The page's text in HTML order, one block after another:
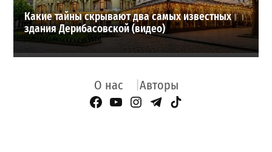
Какие тайны скрывают два самых известных
здания Дерибасовской (видео)
О нас Авторы
Facebook Page
YouTube
Instagram
Telegram
TikTok